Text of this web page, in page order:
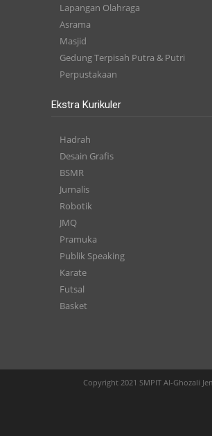
Lapangan Olahraga
Asrama
Masjid
Gedung Terpisah Putra & Putri
Perpustakaan
Ekstra Kurikuler
Hadrah
Desain Grafis
BSMR
Jurnalis
Robotik
JMQ
Pramuka
Publik Speaking
Karate
Futsal
Basket
Copyright 2021 SMPIT Al-Ghozali